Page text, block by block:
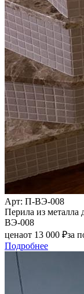
Арт: П-ВЭ-008
Перила из металла
ВЭ-008
ценаот 13 000 ₽за
Подробнее